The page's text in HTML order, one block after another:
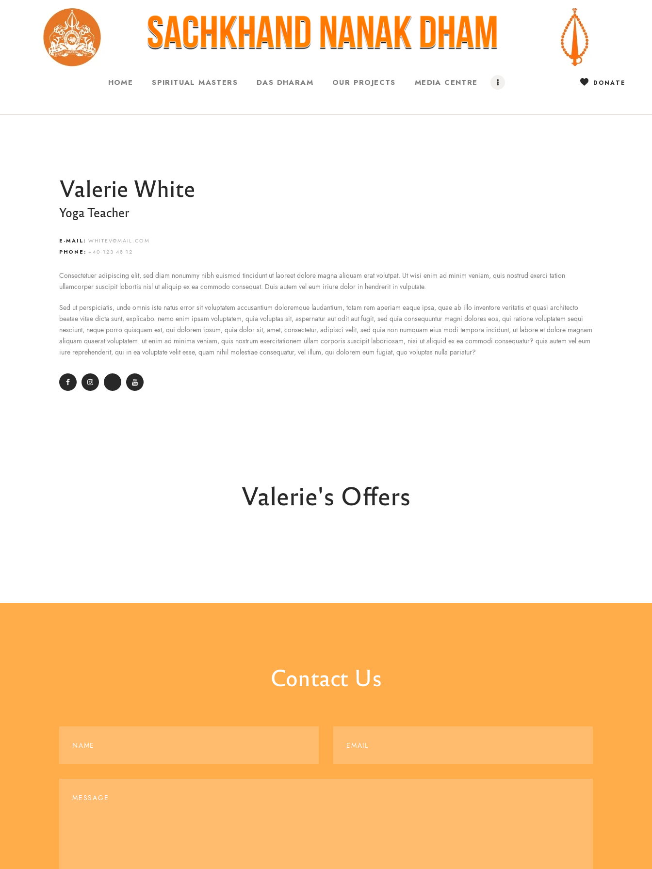
HOME SPIRITUAL MASTERS DAS DHARAM OUR PROJECTS MEDIA CENTRE DONATE
Valerie White
Yoga Teacher
E-MAIL: WHITEV@MAIL.COM
PHONE: +40 123 48 12
Consectetuer adipiscing elit, sed diam nonummy nibh euismod tincidunt ut laoreet dolore magna aliquam erat volutpat. Ut wisi enim ad minim veniam, quis nostrud exerci tation
ullamcorper suscipit lobortis nisl ut aliquip ex ea commodo consequat. Duis autem vel eum iriure dolor in hendrerit in vulputate.
Sed ut perspiciatis, unde omnis iste natus error sit voluptatem accusantium doloremque laudantium, totam rem aperiam eaque ipsa, quae ab illo inventore veritatis et quasi architecto
beatae vitae dicta sunt, explicabo. nemo enim ipsam voluptatem, quia voluptas sit, aspernatur aut odit aut fugit, sed quia consequuntur magni dolores eos, qui ratione voluptatem sequi
nesciunt, neque porro quisquam est, qui dolorem ipsum, quia dolor sit, amet, consectetur, adipisci velit, sed quia non numquam eius modi tempora incidunt, ut labore et dolore magnam
aliquam quaerat voluptatem. ut enim ad minima veniam, quis nostrum exercitationem ullam corporis suscipit laboriosam, nisi ut aliquid ex ea commodi consequatur? quis autem vel eum
iure reprehenderit, qui in ea voluptate velit esse, quam nihil molestiae consequatur, vel illum, qui dolorem eum fugiat, quo voluptas nulla pariatur?
Valerie's Offers
Contact Us